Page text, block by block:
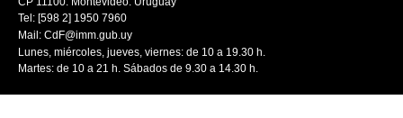
Tel: [598 2] 1950 7960
Mail: CdF@imm.gub.uy
Lunes, miércoles, jueves, viernes: de 10 a 19.30 h.
Martes: de 10 a 21 h. Sábados de 9.30 a 14.30 h.